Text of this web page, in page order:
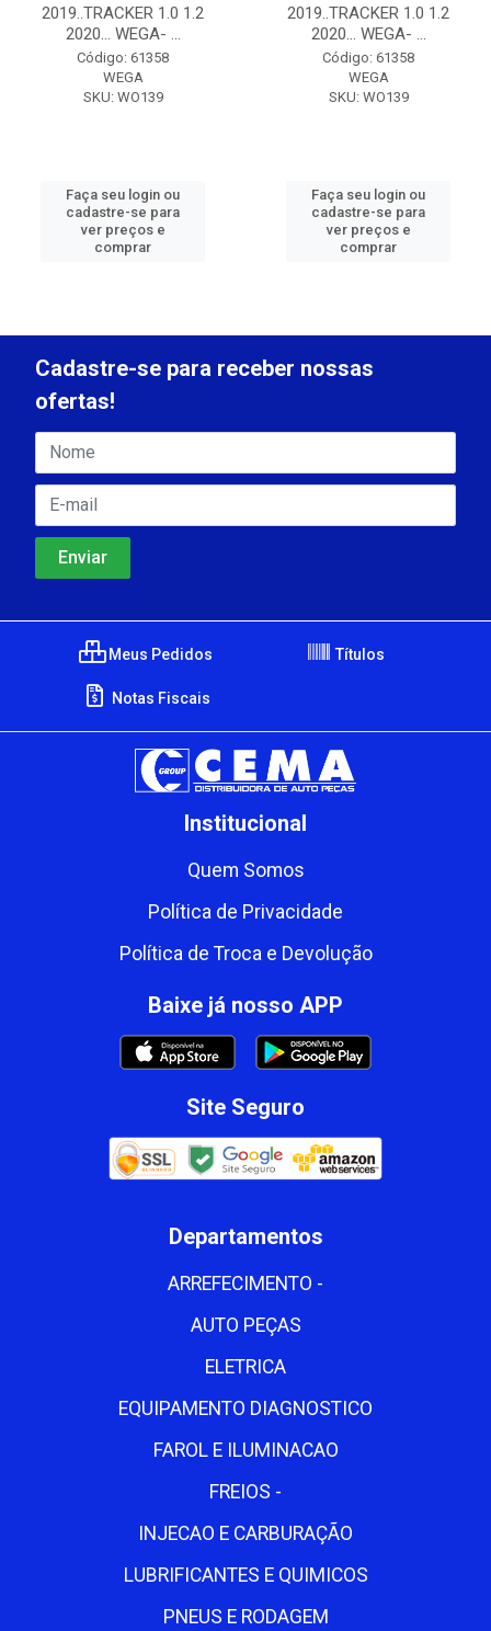
2019..TRACKER 1.0 1.2
2020... WEGA- ...
Código: 61358
WEGA
SKU: WO139
Faça seu login ou
cadastre-se para
ver preços e
comprar
2019..TRACKER 1.0 1.2
2020... WEGA- ...
Código: 61358
WEGA
SKU: WO139
Faça seu login ou
cadastre-se para
ver preços e
comprar
Cadastre-se para receber nossas
ofertas!
Meus Pedidos Títulos
Notas Fiscais
Institucional
Quem Somos
Política de Privacidade
Política de Troca e Devolução
Baixe já nosso APP
Site Seguro
Departamentos
ARREFECIMENTO -
AUTO PEÇAS
ELETRICA
EQUIPAMENTO DIAGNOSTICO
FAROL E ILUMINACAO
FREIOS -
INJECAO E CARBURAÇÃO
LUBRIFICANTES E QUIMICOS
PNEUS E RODAGEM